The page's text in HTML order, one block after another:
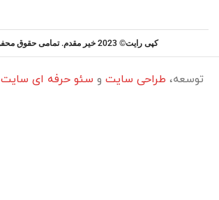
کپی رایت© 2023 خیر مقدم. تمامی حقوق محفوظ است.
توسعه، طراحی سایت و سئو حرفه ای سایت